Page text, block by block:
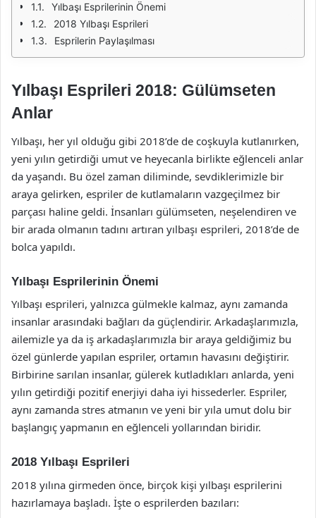
Yılbaşı Esprilerinin Önemi
2018 Yılbaşı Esprileri
Esprilerin Paylaşılması
Yılbaşı Esprileri 2018: Gülümseten
Anlar
Yılbaşı, her yıl olduğu gibi 2018’de de coşkuyla kutlanırken,
yeni yılın getirdiği umut ve heyecanla birlikte eğlenceli anlar
da yaşandı. Bu özel zaman diliminde, sevdiklerimizle bir
araya gelirken, espriler de kutlamaların vazgeçilmez bir
parçası haline geldi. İnsanları gülümseten, neşelendiren ve
bir arada olmanın tadını artıran yılbaşı esprileri, 2018’de de
bolca yapıldı.
Yılbaşı Esprilerinin Önemi
Yılbaşı esprileri, yalnızca gülmekle kalmaz, aynı zamanda
insanlar arasındaki bağları da güçlendirir. Arkadaşlarımızla,
ailemizle ya da iş arkadaşlarımızla bir araya geldiğimiz bu
özel günlerde yapılan espriler, ortamın havasını değiştirir.
Birbirine sarılan insanlar, gülerek kutladıkları anlarda, yeni
yılın getirdiği pozitif enerjiyi daha iyi hissederler. Espriler,
aynı zamanda stres atmanın ve yeni bir yıla umut dolu bir
başlangıç yapmanın en eğlenceli yollarından biridir.
2018 Yılbaşı Esprileri
2018 yılına girmeden önce, birçok kişi yılbaşı esprilerini
hazırlamaya başladı. İşte o esprilerden bazıları: